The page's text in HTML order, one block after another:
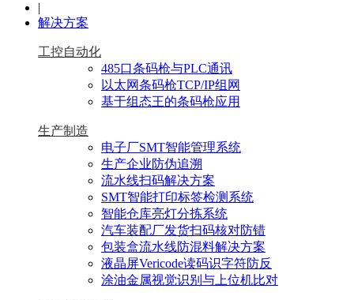
|
解决方案
工控自动化
485口条码枪与PLC通讯
以太网条码枪TCP/IP组网
基于组态王的条码枪应用
生产制造
电子厂SMT智能管理系统
生产企业防伪追溯
流水线扫码解决方案
SMT智能打印标签检测系统
智能仓库亮灯分拣系统
汽车装配厂发货扫码核对防错
包装盒流水线防混料解决方案
液晶屏Vericode读码识字符防反
涂油金属视觉识别与上位机比对